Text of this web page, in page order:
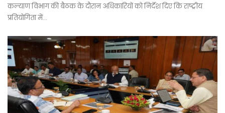
कल्याण विभाग की बैठक के दौरान अधिकारियों को निर्देश दिए कि राष्ट्रीय
प्रतियोगिता में…